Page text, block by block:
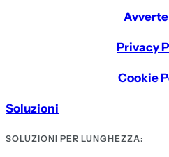
Privacy
Cookie
Soluzioni
SOLUZIONI PER LUNGHEZZA: